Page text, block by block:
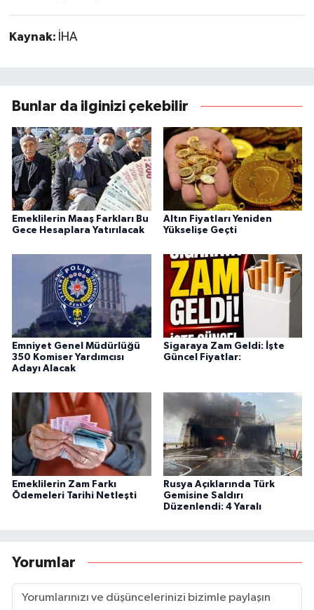
Kaynak: İHA
Bunlar da ilginizi çekebilir
Emeklilerin Maaş Farkları Bu
Gece Hesaplara Yatırılacak
Altın Fiyatları Yeniden
Yükselişe Geçti
Emniyet Genel Müdürlüğü
350 Komiser Yardımcısı
Adayı Alacak
Sigaraya Zam Geldi: İşte
Güncel Fiyatlar:
Emeklilerin Zam Farkı
Ödemeleri Tarihi Netleşti
Rusya Açıklarında Türk
Gemisine Saldırı
Düzenlendi: 4 Yaralı
Yorumlar